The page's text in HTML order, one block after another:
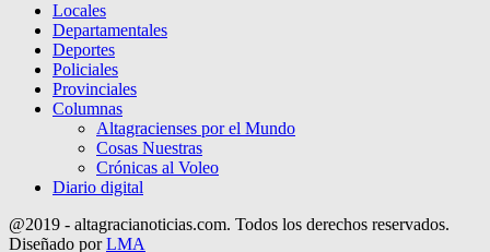
Locales
Departamentales
Deportes
Policiales
Provinciales
Columnas
Altagracienses por el Mundo
Cosas Nuestras
Crónicas al Voleo
Diario digital
@2019 - altagracianoticias.com. Todos los derechos reservados.
Diseñado porLMA